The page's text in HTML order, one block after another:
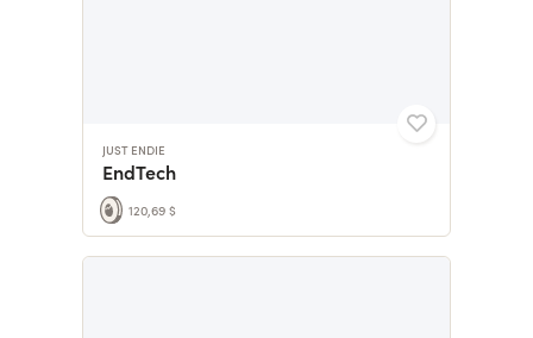
JUST ENDIE
EndTech
120,69 $